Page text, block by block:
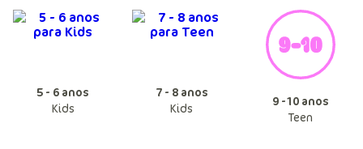
5 - 6 anos
Kids
7 - 8 anos
Kids
9 -10 anos
Teen